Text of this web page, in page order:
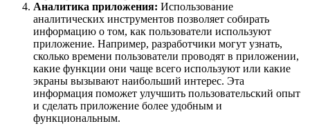
Аналитика приложения: Использование
аналитических инструментов позволяет собирать
информацию о том, как пользователи используют
приложение. Например, разработчики могут узнать,
сколько времени пользователи проводят в приложении,
какие функции они чаще всего используют или какие
экраны вызывают наибольший интерес. Эта
информация поможет улучшить пользовательский опыт
и сделать приложение более удобным и
функциональным.